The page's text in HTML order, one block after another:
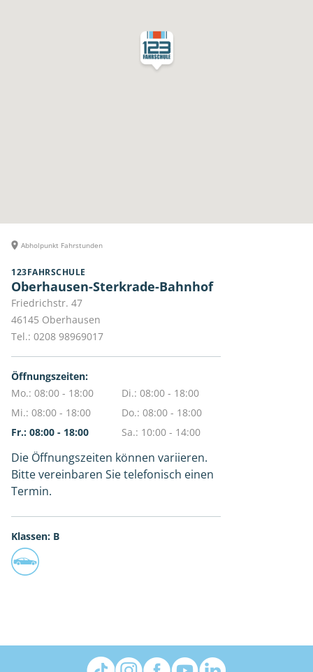
Abholpunkt Fahrstunden
123FAHRSCHULE
Oberhausen-Sterkrade-Bahnhof
Friedrichstr. 47
46145 Oberhausen
Tel.: 0208 98969017
Öffnungszeiten:
Mo.: 08:00 - 18:00
Di.: 08:00 - 18:00
Mi.: 08:00 - 18:00
Do.: 08:00 - 18:00
Fr.: 08:00 - 18:00
Sa.: 10:00 - 14:00
Die Öffnungszeiten können variieren.
Bitte vereinbaren Sie telefonisch einen
Termin.
Klassen: B